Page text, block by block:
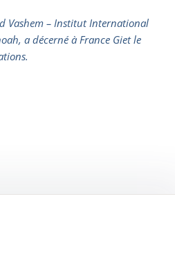
Vashem – Institut International
a décerné à France Giet le